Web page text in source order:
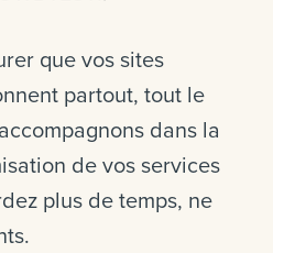
que vos sites
partout, tout le
dans la
de vos services
plus de temps, ne